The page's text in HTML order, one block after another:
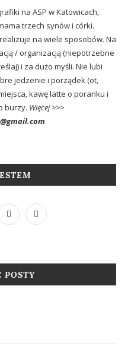
na ASP w Katowicach,
trzech synów i córki.
na wiele sposobów. Na
/ organizacją (niepotrzebne
i za dużo myśli. Nie lubi
jedzenie i porządek (ot,
kawę latte o poranku i
burzy. Więcej >>>
POSTY